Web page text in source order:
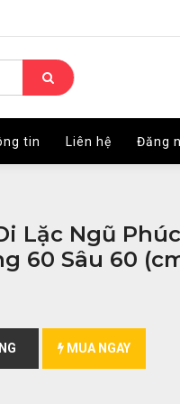
tin Liên hệ Đăng
tin Liên hệ Đăng
Lặc Ngũ
60 Sâu 60
MUA NGAY